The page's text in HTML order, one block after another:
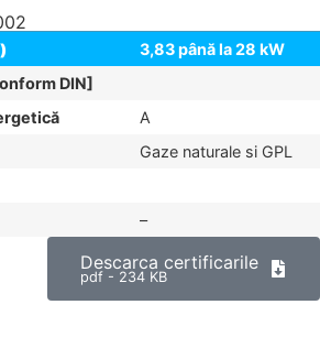
3,83 până la 28 kW
DIN]
A
Gaze naturale si GPL
–
Descarca certificarile
pdf - 234 KB